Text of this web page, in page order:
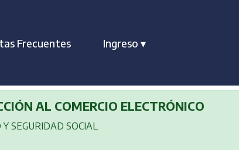
Frecuentes Ingreso ▾
AL COMERCIO ELECTRÓNICO
SEGURIDAD SOCIAL